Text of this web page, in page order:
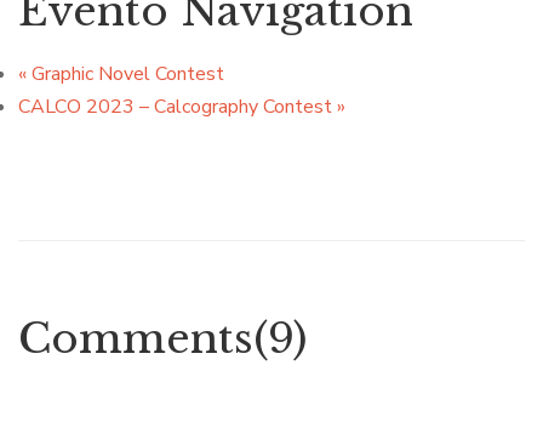
Evento Navigation
«Graphic Novel Contest
CALCO 2023 – Calcography Contest»
Comments(9)